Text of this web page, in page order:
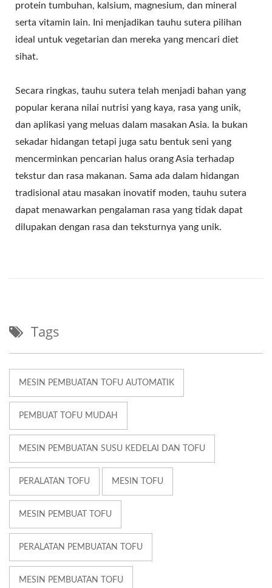
protein tumbuhan, kalsium, magnesium, dan mineral
serta vitamin lain. Ini menjadikan tauhu sutera pilihan
ideal untuk vegetarian dan mereka yang mencari diet
sihat.
Secara ringkas, tauhu sutera telah menjadi bahan yang
popular kerana nilai nutrisi yang kaya, rasa yang unik,
dan aplikasi yang meluas dalam masakan Asia. Ia bukan
sekadar hidangan tetapi juga satu bentuk seni yang
mencerminkan pencarian halus orang Asia terhadap
tekstur dan rasa makanan. Sama ada dalam hidangan
tradisional atau masakan inovatif moden, tauhu sutera
dapat menawarkan pengalaman rasa yang tidak dapat
dilupakan dengan rasa dan teksturnya yang unik.
Tags
MESIN PEMBUATAN TOFU AUTOMATIK
PEMBUAT TOFU MUDAH
MESIN PEMBUATAN SUSU KEDELAI DAN TOFU
PERALATAN TOFU MESIN TOFU
MESIN PEMBUAT TOFU
PERALATAN PEMBUATAN TOFU
MESIN PEMBUATAN TOFU